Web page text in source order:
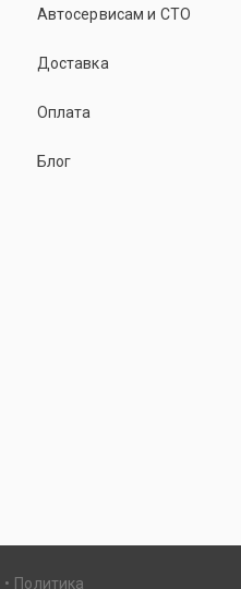
Автосервисам и СТО
Доставка
Оплата
Блог
Политика